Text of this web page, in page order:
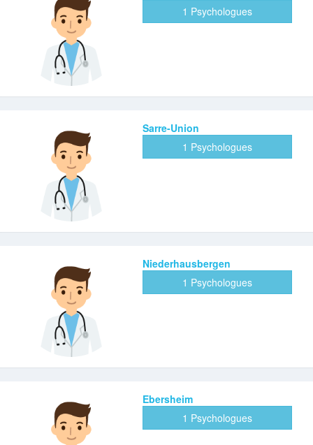
1 Psychologues
Sarre-Union
1 Psychologues
Niederhausbergen
1 Psychologues
Ebersheim
1 Psychologues